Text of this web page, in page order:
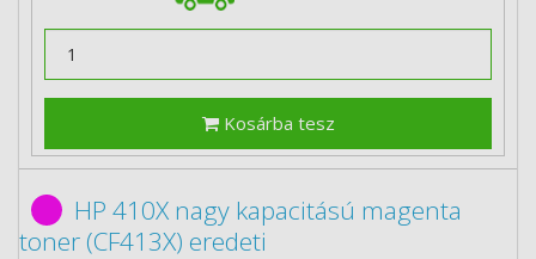
Kosárba tesz
HP 410X nagy kapacitású magenta
toner (CF413X) eredeti